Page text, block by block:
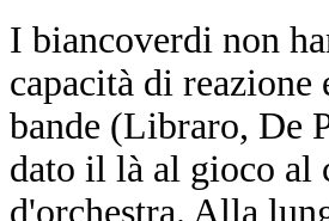
I biancoverdi non
capacità di
bande (Libraro, De
dato il là al gioco al
d'orchestra. Alla